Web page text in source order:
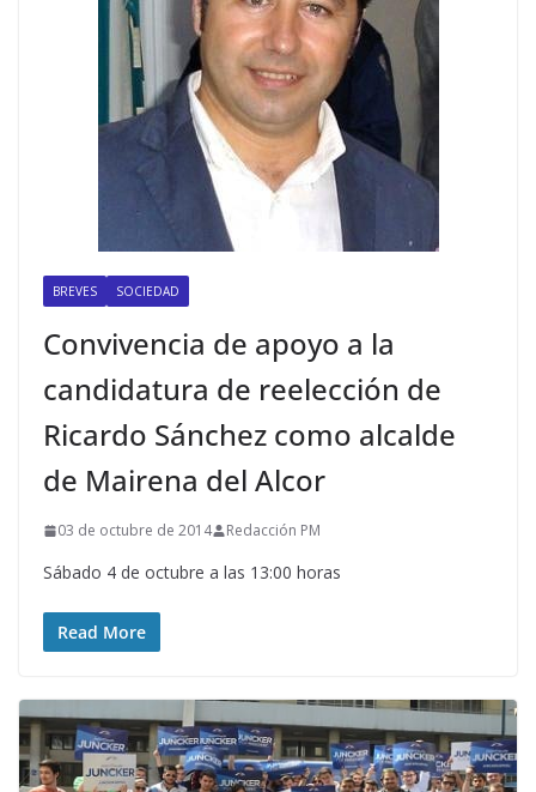
BREVES SOCIEDAD
Convivencia de apoyo a la
candidatura de reelección de
Ricardo Sánchez como alcalde
de Mairena del Alcor
03 de octubre de 2014 Redacción PM
Sábado 4 de octubre a las 13:00 horas
Read More